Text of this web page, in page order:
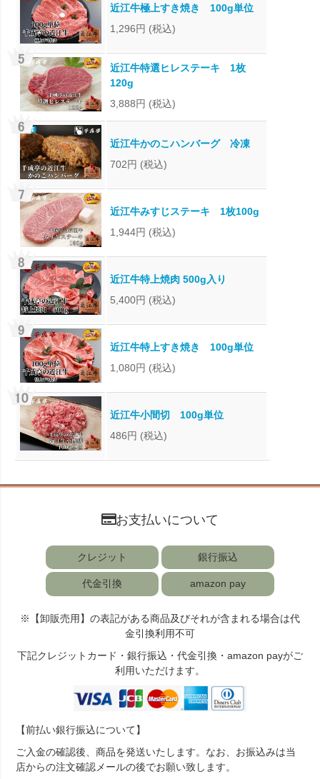
近江牛極上すき焼き 100g単位
1,296円 (税込)
近江牛特選ヒレステーキ 1枚
120g
3,888円 (税込)
近江牛かのこハンバーグ 冷凍
702円 (税込)
近江牛みすじステーキ 1枚100g
1,944円 (税込)
近江牛特上焼肉 500g入り
5,400円 (税込)
近江牛特上すき焼き 100g単位
1,080円 (税込)
近江牛小間切 100g単位
486円 (税込)
お支払いについて
クレジット 銀行振込
代金引換 amazon pay
※【卸販売用】の表記がある商品及びそれが含まれる場合は代
金引換利用不可
下記クレジットカード・銀行振込・代金引換・amazon payがご
利用いただけます。
【前払い銀行振込について】
ご入金の確認後、商品を発送いたします。なお、お振込みは当
店からの注文確認メールの後でお願い致します。